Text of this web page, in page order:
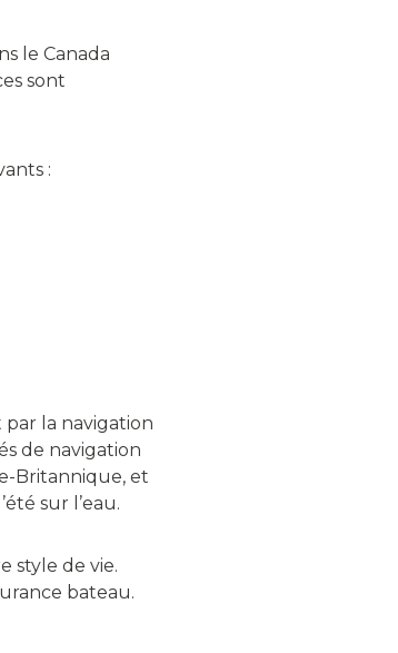
le Canada
sont
:
par la navigation
de navigation
Britannique, et
sur l’eau.
style de vie.
bateau.